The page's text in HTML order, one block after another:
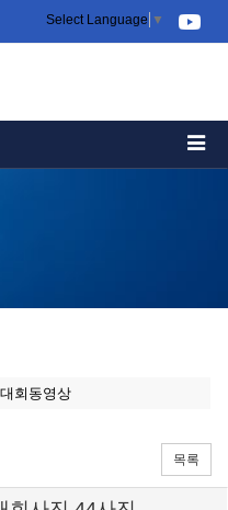
Select Language ▼
대회동영상
목록